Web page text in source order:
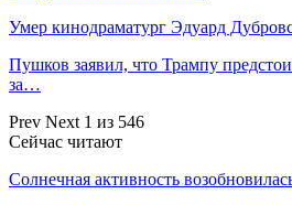
Умер кинодраматург Эдуард
Пушков заявил, что Трампу
за…
Prev Next 1 из 546
Сейчас читают
Солнечная активность